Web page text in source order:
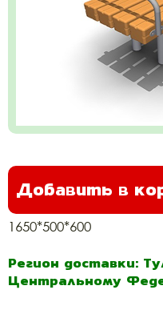
Добавить в
1650*500*600
Регион доставки:
Центральному